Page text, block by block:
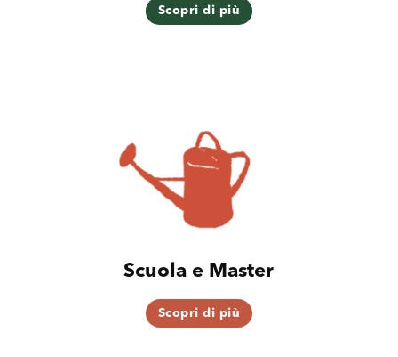
Scopri di più
Scuola e Master
Scopri di più